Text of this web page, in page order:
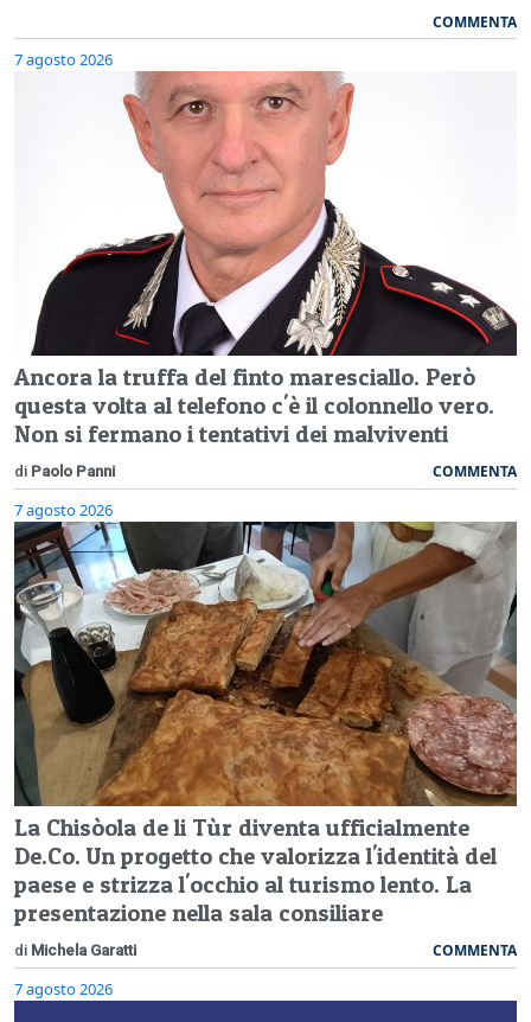
COMMENTA
7 agosto 2026
Ancora la truffa del finto maresciallo. Però
questa volta al telefono c'è il colonnello vero.
Non si fermano i tentativi dei malviventi
di Paolo Panni COMMENTA
7 agosto 2026
La Chisòola de li Tùr diventa ufficialmente
De.Co. Un progetto che valorizza l'identità del
paese e strizza l'occhio al turismo lento. La
presentazione nella sala consiliare
di Michela Garatti COMMENTA
7 agosto 2026